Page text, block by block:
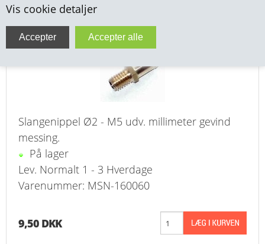
Vis cookie detaljer
TEKNIK & AUTOMATIK
VA FITTINGS & VENTILER
ENTREPENØRARBEJDE- & UDSTYR
VÆRKTØJ
BEFÆSTIGELSE
BESPÆNDING, GUMMIDELE M.M.
BEARBEJDNING, MONTAGE & HAVEARBEJDE
Slangenippel Ø2 - M5 MS
Slangenippel Ø2 - M5 udv. millimeter gevind
messing.
På lager
Lev. Normalt 1 - 3 Hverdage
Varenummer: MSN-160060
9,50 DKK